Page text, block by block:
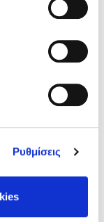
Ρυθμίσεις
Κάτω κόσμο;